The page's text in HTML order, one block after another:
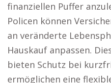
finanziellen Puffer
Policen können
an veränderte
Hauskauf anpassen.
bieten Schutz bei
ermöglichen eine